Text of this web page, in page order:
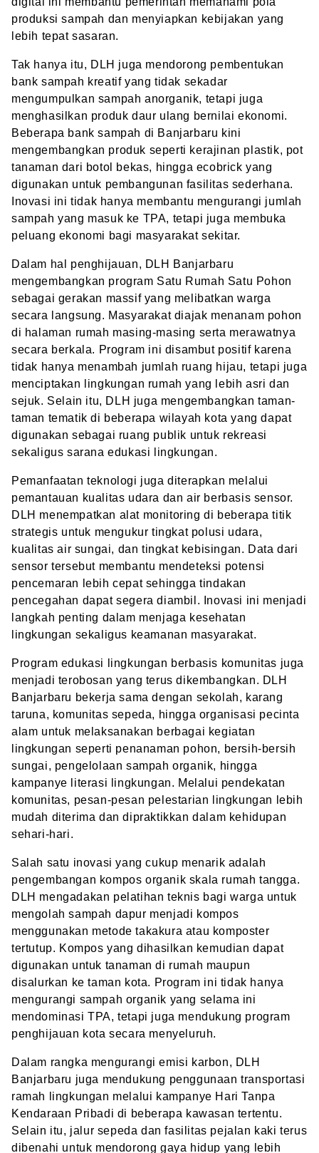
produksi sampah dan menyiapkan kebijakan yang
lebih tepat sasaran.
Tak hanya itu, DLH juga mendorong pembentukan
bank sampah kreatif yang tidak sekadar
mengumpulkan sampah anorganik, tetapi juga
menghasilkan produk daur ulang bernilai ekonomi.
Beberapa bank sampah di Banjarbaru kini
mengembangkan produk seperti kerajinan plastik, pot
tanaman dari botol bekas, hingga ecobrick yang
digunakan untuk pembangunan fasilitas sederhana.
Inovasi ini tidak hanya membantu mengurangi jumlah
sampah yang masuk ke TPA, tetapi juga membuka
peluang ekonomi bagi masyarakat sekitar.
Dalam hal penghijauan, DLH Banjarbaru
mengembangkan program Satu Rumah Satu Pohon
sebagai gerakan massif yang melibatkan warga
secara langsung. Masyarakat diajak menanam pohon
di halaman rumah masing-masing serta merawatnya
secara berkala. Program ini disambut positif karena
tidak hanya menambah jumlah ruang hijau, tetapi juga
menciptakan lingkungan rumah yang lebih asri dan
sejuk. Selain itu, DLH juga mengembangkan taman-
taman tematik di beberapa wilayah kota yang dapat
digunakan sebagai ruang publik untuk rekreasi
sekaligus sarana edukasi lingkungan.
Pemanfaatan teknologi juga diterapkan melalui
pemantauan kualitas udara dan air berbasis sensor.
DLH menempatkan alat monitoring di beberapa titik
strategis untuk mengukur tingkat polusi udara,
kualitas air sungai, dan tingkat kebisingan. Data dari
sensor tersebut membantu mendeteksi potensi
pencemaran lebih cepat sehingga tindakan
pencegahan dapat segera diambil. Inovasi ini menjadi
langkah penting dalam menjaga kesehatan
lingkungan sekaligus keamanan masyarakat.
Program edukasi lingkungan berbasis komunitas juga
menjadi terobosan yang terus dikembangkan. DLH
Banjarbaru bekerja sama dengan sekolah, karang
taruna, komunitas sepeda, hingga organisasi pecinta
alam untuk melaksanakan berbagai kegiatan
lingkungan seperti penanaman pohon, bersih-bersih
sungai, pengelolaan sampah organik, hingga
kampanye literasi lingkungan. Melalui pendekatan
komunitas, pesan-pesan pelestarian lingkungan lebih
mudah diterima dan dipraktikkan dalam kehidupan
sehari-hari.
Salah satu inovasi yang cukup menarik adalah
pengembangan kompos organik skala rumah tangga.
DLH mengadakan pelatihan teknis bagi warga untuk
mengolah sampah dapur menjadi kompos
menggunakan metode takakura atau komposter
tertutup. Kompos yang dihasilkan kemudian dapat
digunakan untuk tanaman di rumah maupun
disalurkan ke taman kota. Program ini tidak hanya
mengurangi sampah organik yang selama ini
mendominasi TPA, tetapi juga mendukung program
penghijauan kota secara menyeluruh.
Dalam rangka mengurangi emisi karbon, DLH
Banjarbaru juga mendukung penggunaan transportasi
ramah lingkungan melalui kampanye Hari Tanpa
Kendaraan Pribadi di beberapa kawasan tertentu.
Selain itu, jalur sepeda dan fasilitas pejalan kaki terus
dibenahi untuk mendorong gaya hidup yang lebih